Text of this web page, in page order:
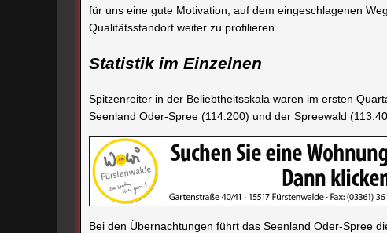
für uns eine gute Motivation, auf dem eingeschlagenen
Qualitätsstandort weiter zu profilieren.
Statistik im Einzelnen
Spitzenreiter in der Beliebtheitsskala waren im ersten
Seenland Oder-Spree (114.200) und der Spreewald
Bei den Übernachtungen führt das Seenland Oder-Spree